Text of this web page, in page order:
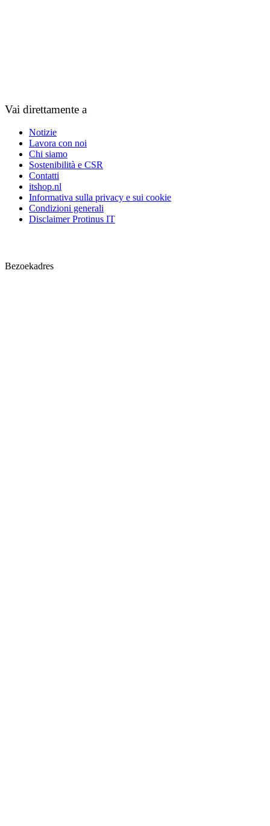
Vai direttamente a
Notizie
Lavora con noi
Chi siamo
Sostenibilità e CSR
Contatti
itshop.nl
Informativa sulla privacy e sui cookie
Condizioni generali
Disclaimer Protinus IT
Bezoekadres